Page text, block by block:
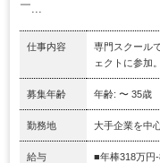
￣...
仕事内容
専門スクール
ェクトに参加。
募集年齢 年齢: 〜 35歳
勤務地 大手企業を中
給与
■年棒318万円